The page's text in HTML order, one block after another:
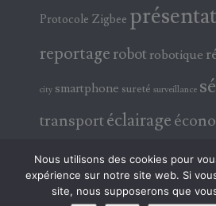
Protocole Zigbee
reportage robot robotique
city smartphone sureté surveillance
transportéclairage
électricité électronique
Nous utilisons des cookies pour
expérience sur notre site web. Si
site, nous supposerons que